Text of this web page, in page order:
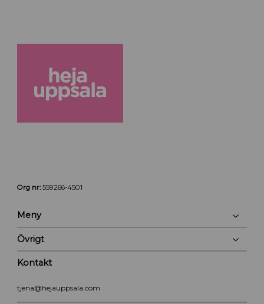
Org nr:559266-4501
Meny
Övrigt
Kontakt
tjena@hejauppsala.com